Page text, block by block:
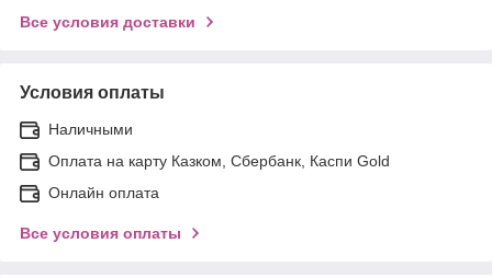
Все условия доставки
Условия оплаты
Наличными
Оплата на карту Казком, Сбербанк, Каспи Gold
Онлайн оплата
Все условия оплаты